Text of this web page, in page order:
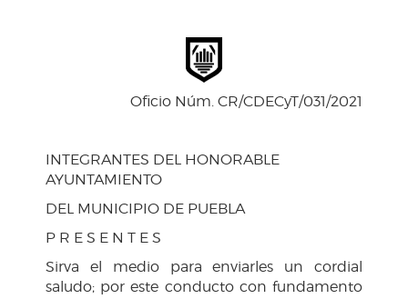
Oficio Núm. CR/CDECyT/031/2021
INTEGRANTES DEL HONORABLE
AYUNTAMIENTO
DEL MUNICIPIO DE PUEBLA
P R E S E N T E S
Sirva el medio para enviarles un cordial
saludo; por este conducto con fundamento